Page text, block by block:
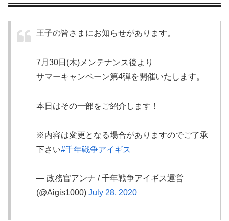
王子の皆さまにお知らせがあります。
7月30日(木)メンテナンス後より
サマーキャンペーン第4弾を開催いたします。
本日はその一部をご紹介します！
※内容は変更となる場合がありますのでご了承
下さい#千年戦争アイギス
— 政務官アンナ / 千年戦争アイギス運営
(@Aigis1000) July 28, 2020